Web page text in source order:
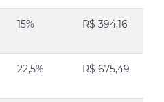
15% R$ 394,16
22,5% R$ 675,49